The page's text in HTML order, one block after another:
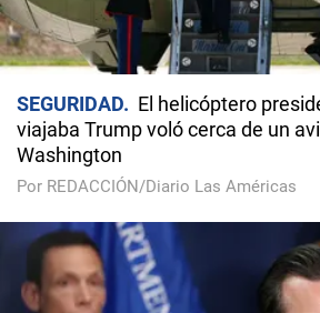
SEGURIDAD
El helicóptero
viajaba Trump voló cerca de un
Washington
Por REDACCIÓN/Diario Las Américas